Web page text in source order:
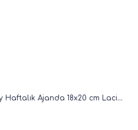
Charm Takılabilen Süresiz Dikey Haftalık Ajanda 18x20 cm Lacivert